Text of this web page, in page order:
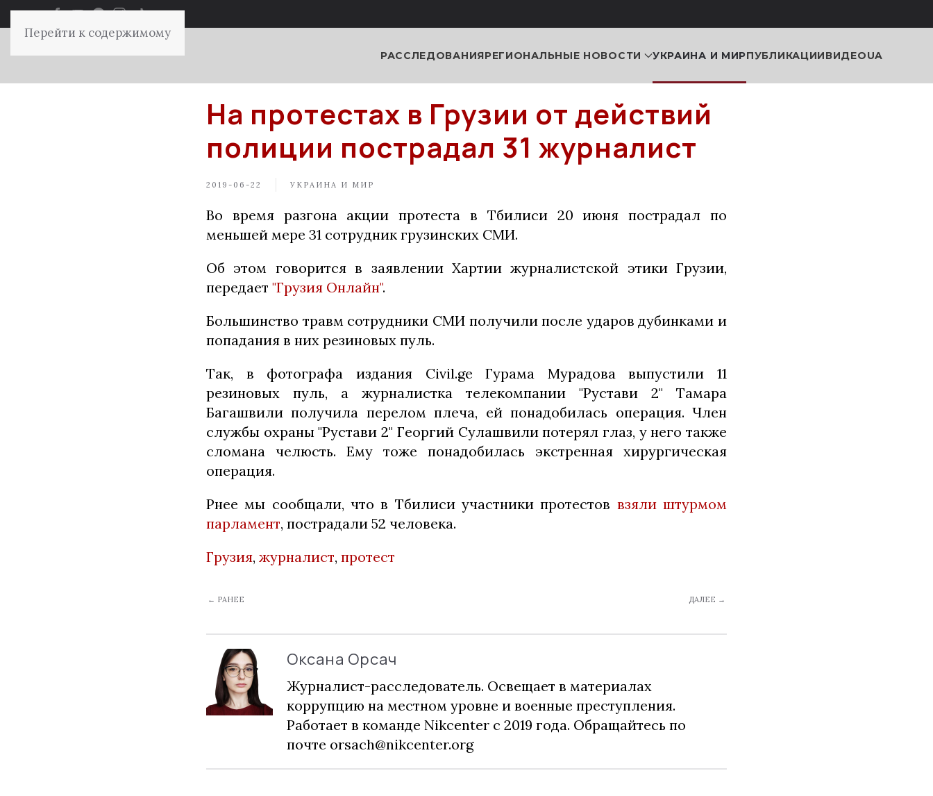
Перейти к содержимому
РАССЛЕДОВАНИЯРЕГИОНАЛЬНЫЕ НОВОСТИ УКРАИНА И МИРПУБЛИКАЦИИВИДЕОUA
На протестах в Грузии от действий
полиции пострадал 31 журналист
2019-06-22 УКРАИНА И МИР
Во время разгона акции протеста в Тбилиси 20 июня пострадал по
меньшей мере 31 сотрудник грузинских СМИ.
Об этом говорится в заявлении Хартии журналистской этики Грузии,
передает "Грузия Онлайн".
Большинство травм сотрудники СМИ получили после ударов дубинками и
попадания в них резиновых пуль.
Так, в фотографа издания Civil.ge Гурама Мурадова выпустили 11
резиновых пуль, а журналистка телекомпании "Рустави 2" Тамара
Багашвили получила перелом плеча, ей понадобилась операция. Член
службы охраны "Рустави 2" Георгий Сулашвили потерял глаз, у него также
сломана челюсть. Ему тоже понадобилась экстренная хирургическая
операция.
Рнее мы сообщали, что в Тбилиси участники протестов взяли штурмом
парламент, пострадали 52 человека.
Грузия, журналист, протест
← РАНЕЕ ДАЛЕЕ →
Оксана Орсач
Журналист-расследователь. Освещает в материалах
коррупцию на местном уровне и военные преступления.
Работает в команде Nikcenter с 2019 года. Обращайтесь по
почте orsach@nikcenter.org